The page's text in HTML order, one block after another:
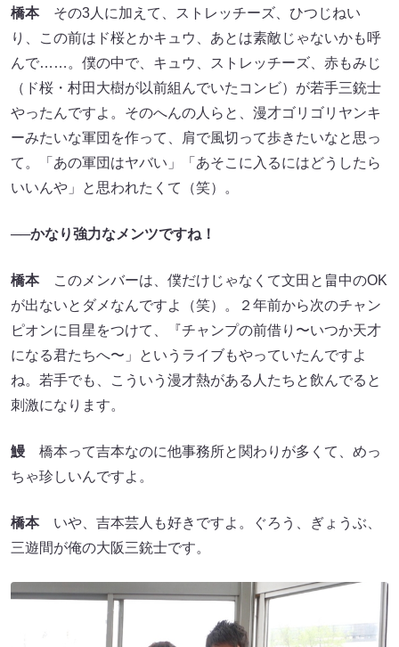
橋本その3人に加えて、ストレッチーズ、ひつじねい
り、この前はド桜とかキュウ、あとは素敵じゃないかも呼
んで……。僕の中で、キュウ、ストレッチーズ、赤もみじ
（ド桜・村田大樹が以前組んでいたコンビ）が若手三銃士
やったんですよ。そのへんの人らと、漫才ゴリゴリヤンキ
ーみたいな軍団を作って、肩で風切って歩きたいなと思っ
て。「あの軍団はヤバい」「あそこに入るにはどうしたら
いいんや」と思われたくて（笑）。
──かなり強力なメンツですね！
橋本このメンバーは、僕だけじゃなくて文田と畠中のOK
が出ないとダメなんですよ（笑）。２年前から次のチャン
ピオンに目星をつけて、『チャンプの前借り〜いつか天才
になる君たちへ〜」というライブもやっていたんですよ
ね。若手でも、こういう漫才熱がある人たちと飲んでると
刺激になります。
鰻 橋本って吉本なのに他事務所と関わりが多くて、めっ
ちゃ珍しいんですよ。
橋本いや、吉本芸人も好きですよ。ぐろう、ぎょうぶ、
三遊間が俺の大阪三銃士です。